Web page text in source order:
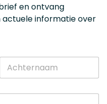
en ontvang
actuele informatie over
Achternaam